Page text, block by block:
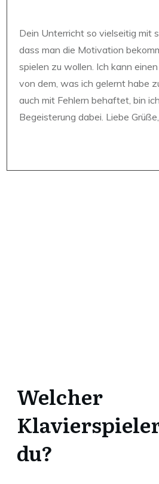
Dein Unterricht so vielseitig mit
dass man die Motivation
spielen zu wollen. Ich kann
von dem, was ich gelernt habe
auch mit Fehlern behaftet, bin
Begeisterung dabei. Liebe
Welcher
du?